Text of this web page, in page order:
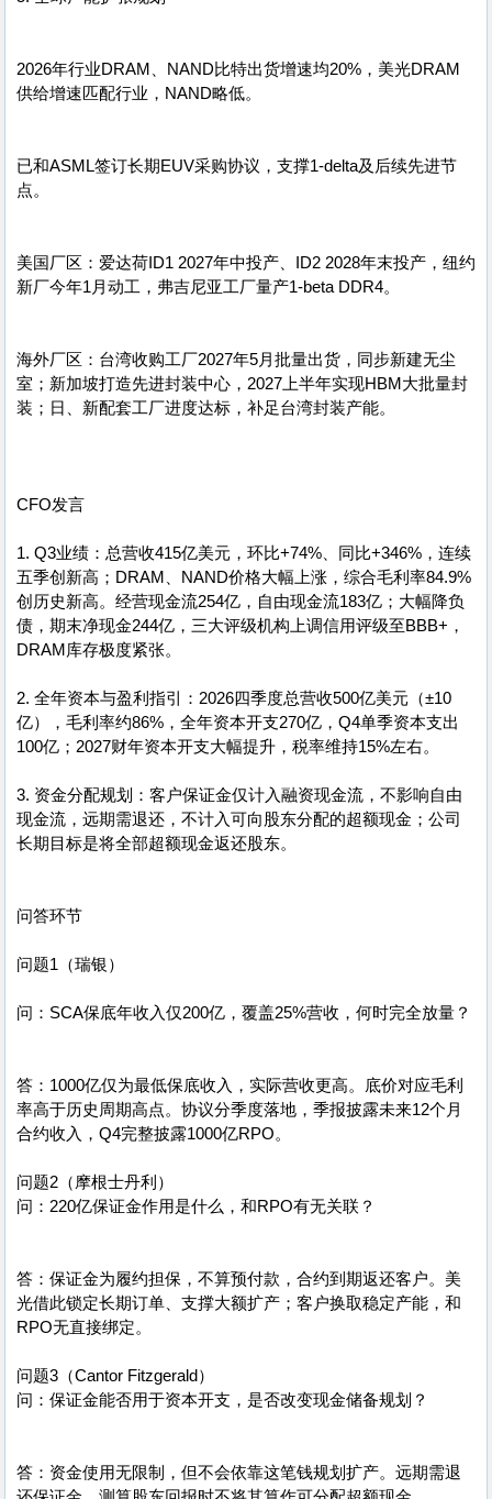
2026年行业DRAM、NAND比特出货增速均20%，美光DRAM
供给增速匹配行业，NAND略低。
已和ASML签订长期EUV采购协议，支撑1-delta及后续先进节
点。
美国厂区：爱达荷ID1 2027年中投产、ID2 2028年末投产，纽约
新厂今年1月动工，弗吉尼亚工厂量产1-beta DDR4。
海外厂区：台湾收购工厂2027年5月批量出货，同步新建无尘
室；新加坡打造先进封装中心，2027上半年实现HBM大批量封
装；日、新配套工厂进度达标，补足台湾封装产能。
CFO发言
1. Q3业绩：总营收415亿美元，环比+74%、同比+346%，连续
五季创新高；DRAM、NAND价格大幅上涨，综合毛利率84.9%
创历史新高。经营现金流254亿，自由现金流183亿；大幅降负
债，期末净现金244亿，三大评级机构上调信用评级至BBB+，
DRAM库存极度紧张。
2. 全年资本与盈利指引：2026四季度总营收500亿美元（±10
亿），毛利率约86%，全年资本开支270亿，Q4单季资本支出
100亿；2027财年资本开支大幅提升，税率维持15%左右。
3. 资金分配规划：客户保证金仅计入融资现金流，不影响自由
现金流，远期需退还，不计入可向股东分配的超额现金；公司
长期目标是将全部超额现金返还股东。
问答环节
问题1（瑞银）
问：SCA保底年收入仅200亿，覆盖25%营收，何时完全放量？
答：1000亿仅为最低保底收入，实际营收更高。底价对应毛利
率高于历史周期高点。协议分季度落地，季报披露未来12个月
合约收入，Q4完整披露1000亿RPO。
问题2（摩根士丹利）
问：220亿保证金作用是什么，和RPO有无关联？
答：保证金为履约担保，不算预付款，合约到期返还客户。美
光借此锁定长期订单、支撑大额扩产；客户换取稳定产能，和
RPO无直接绑定。
问题3（Cantor Fitzgerald）
问：保证金能否用于资本开支，是否改变现金储备规划？
答：资金使用无限制，但不会依靠这笔钱规划扩产。远期需退